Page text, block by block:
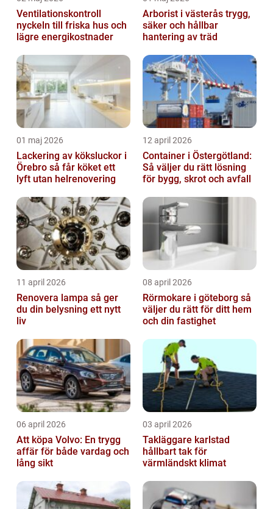
Ventilationskontroll
nyckeln till friska hus och
lägre energikostnader
Arborist i västerås trygg,
säker och hållbar
hantering av träd
01 maj 2026
Lackering av köksluckor i
Örebro så får köket ett
lyft utan helrenovering
12 april 2026
Container i Östergötland:
Så väljer du rätt lösning
för bygg, skrot och avfall
11 april 2026
Renovera lampa så ger
du din belysning ett nytt
liv
08 april 2026
Rörmokare i göteborg så
väljer du rätt för ditt hem
och din fastighet
06 april 2026
Att köpa Volvo: En trygg
affär för både vardag och
lång sikt
03 april 2026
Takläggare karlstad
hållbart tak för
värmländskt klimat